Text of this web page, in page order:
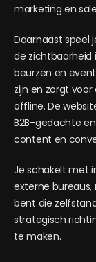
marketing en
Daarnaast speel
de zichtbaarheid
beurzen en
zijn en zorgt
offline. De
B2B-gedachte
content en
Je schakelt met
externe
bent die
strategisch
te maken.